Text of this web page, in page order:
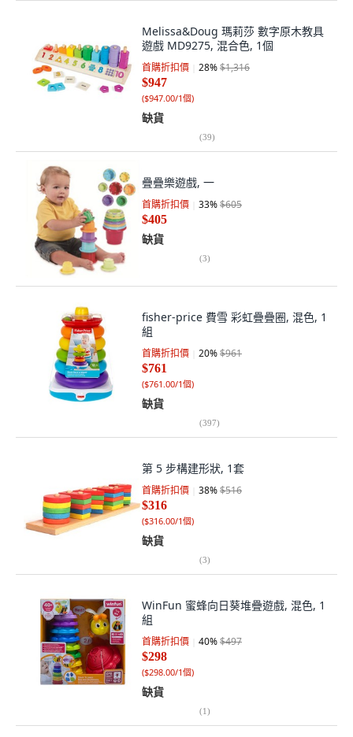
Melissa&Doug 瑪莉莎 數字原木教具
遊戲 MD9275, 混合色, 1個
首購折扣價 28%$1,316
$947
($947.00/1個)
缺貨
(39)
疊疊樂遊戲, 一
首購折扣價 33%$605
$405
缺貨
(3)
fisher-price 費雪 彩虹疊疊圈, 混色, 1
組
首購折扣價 20%$961
$761
($761.00/1個)
缺貨
(397)
第 5 步構建形狀, 1套
首購折扣價 38%$516
$316
($316.00/1個)
缺貨
(3)
WinFun 蜜蜂向日葵堆疊遊戲, 混色, 1
組
首購折扣價 40%$497
$298
($298.00/1個)
缺貨
(1)